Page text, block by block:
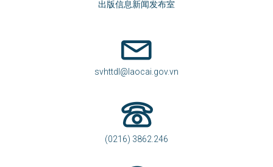
出版信息新闻发布室
svhttdl@laocai.gov.vn
(0216) 3862.246